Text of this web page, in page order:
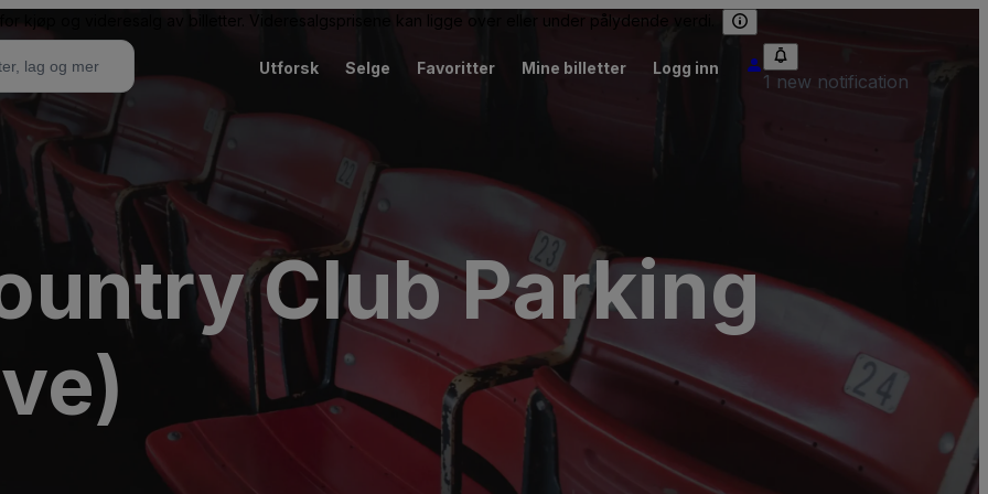
kjøp og videresalg av billetter. Videresalgsprisene kan ligge over eller under pålydende verdi.
Utforsk Selge Favoritter Mine billetter Logg inn
1 new notification
Club Parking